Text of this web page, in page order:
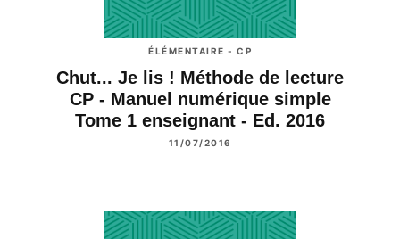
ÉLÉMENTAIRE - CP
Chut... Je lis ! Méthode de lecture
CP - Manuel numérique simple
Tome 1 enseignant - Ed. 2016
11/07/2016